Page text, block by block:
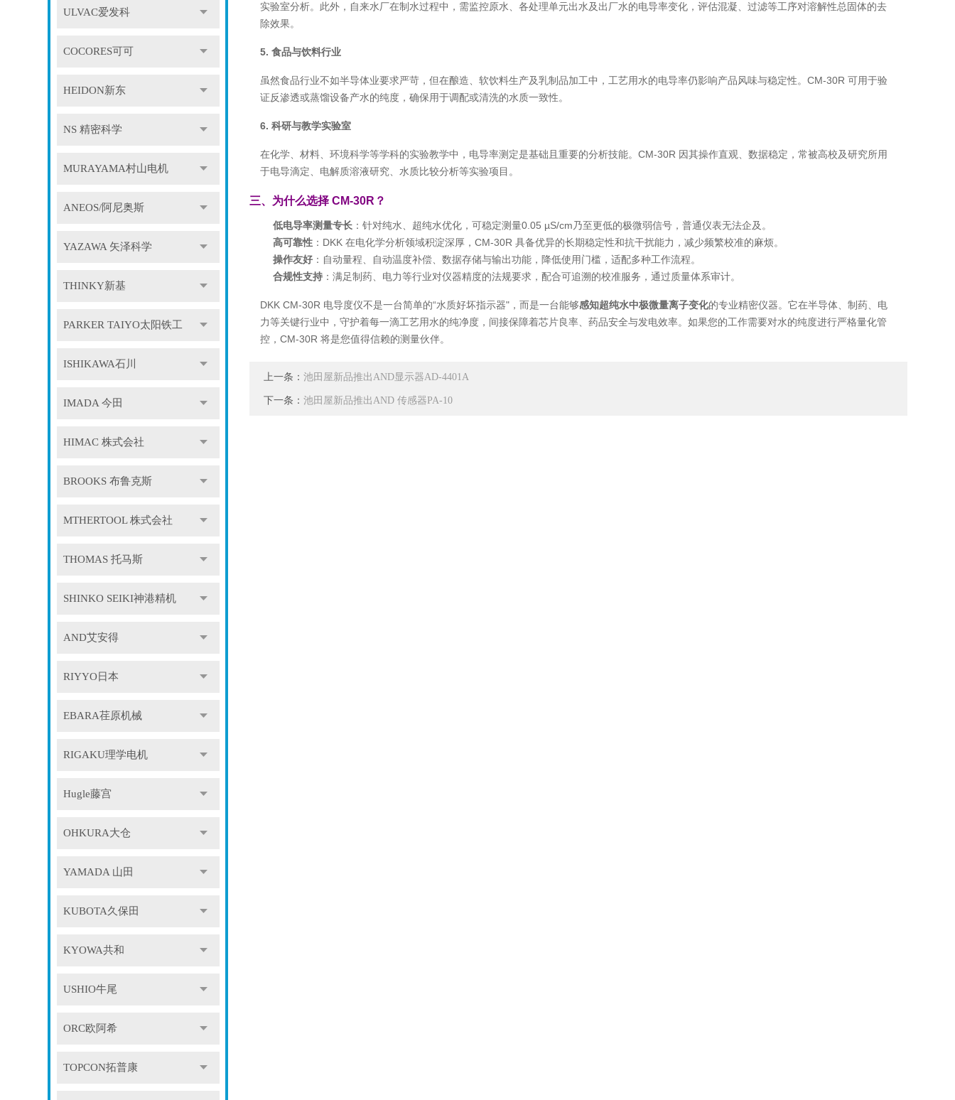
ULVAC爱发科
COCORES可可
HEIDON新东
NS 精密科学
MURAYAMA村山电机
ANEOS/阿尼奥斯
YAZAWA 矢泽科学
THINKY新基
PARKER TAIYO太阳铁工
ISHIKAWA石川
IMADA 今田
HIMAC 株式会社
BROOKS 布鲁克斯
MTHERTOOL 株式会社
THOMAS 托马斯
SHINKO SEIKI神港精机
AND艾安得
RIYYO日本
EBARA荏原机械
RIGAKU理学电机
Hugle藤宫
OHKURA大仓
YAMADA 山田
KUBOTA久保田
KYOWA共和
USHIO牛尾
ORC欧阿希
TOPCON拓普康
实验室分析。此外，自来水厂在制水过程中，需监控原水、各处理单元出水及出厂水的电导率变化，评估混凝、过滤等工序对溶解性总固体的去
除效果。
5. 食品与饮料行业
虽然食品行业不如半导体业要求严苛，但在酿造、软饮料生产及乳制品加工中，工艺用水的电导率仍影响产品风味与稳定性。CM-30R 可用于验
证反渗透或蒸馏设备产水的纯度，确保用于调配或清洗的水质一致性。
6. 科研与教学实验室
在化学、材料、环境科学等学科的实验教学中，电导率测定是基础且重要的分析技能。CM-30R 因其操作直观、数据稳定，常被高校及研究所用
于电导滴定、电解质溶液研究、水质比较分析等实验项目。
三、为什么选择 CM-30R？
低电导率测量专长 ：针对纯水、超纯水优化，可稳定测量0.05 µS/cm乃至更低的极微弱信号，普通仪表无法企及。
高可靠性 ：DKK 在电化学分析领域积淀深厚，CM-30R 具备优异的长期稳定性和抗干扰能力，减少频繁校准的麻烦。
操作友好 ：自动量程、自动温度补偿、数据存储与输出功能，降低使用门槛，适配多种工作流程。
合规性支持 ：满足制药、电力等行业对仪器精度的法规要求，配合可追溯的校准服务，通过质量体系审计。
DKK CM-30R 电导度仪不是一台简单的“水质好坏指示器"，而是一台能够感知超纯水中极微量离子变化的专业精密仪器。它在半导体、制药、电
力等关键行业中，守护着每一滴工艺用水的纯净度，间接保障着芯片良率、药品安全与发电效率。如果您的工作需要对水的纯度进行严格量化管
控，CM-30R 将是您值得信赖的测量伙伴。
上一条：池田屋新品推出AND显示器AD-4401A
下一条：池田屋新品推出AND 传感器PA-10